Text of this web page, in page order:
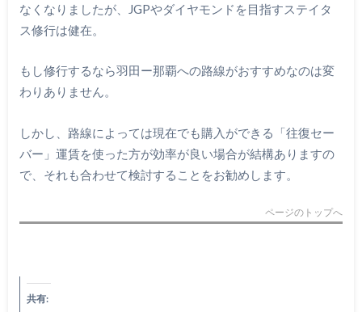
なくなりましたが、JGPやダイヤモンドを目指すステイタ
ス修行は健在。
もし修行するなら羽田ー那覇への路線がおすすめなのは変
わりありません。
しかし、路線によっては現在でも購入ができる「往復セー
バー」運賃を使った方が効率が良い場合が結構ありますの
で、それも合わせて検討することをお勧めします。
ページのトップへ
共有: